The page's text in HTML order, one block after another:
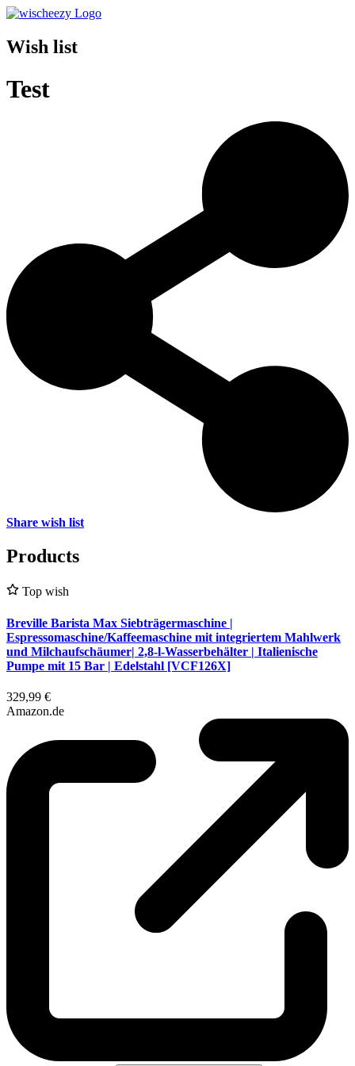
Wish list
Test
Share wish list
Products
Top wish
Breville Barista Max Siebträgermaschine |
Espressomaschine/Kaffeemaschine mit integriertem Mahlwerk
und Milchaufschäumer| 2,8-l-Wasserbehälter | Italienische
Pumpe mit 15 Bar | Edelstahl [VCF126X]
329,99 €
Amazon.de